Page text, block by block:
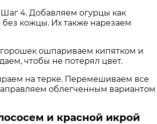
Шаг 4. Добавляем огурцы как
кожцы. Их также нарезаем
ошпариваем кипятком и
чтобы не потерял цвет.
на терке. Перемешиваем все
облегченным вариантом
и красной икрой